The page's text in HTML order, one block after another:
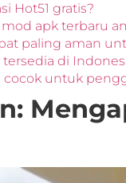
Hot51 gratis?
mod apk terbaru
paling aman
tersedia di
cocok untuk